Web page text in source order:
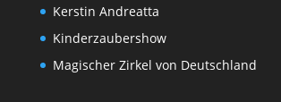
Kerstin Andreatta
Kinderzaubershow
Magischer Zirkel von Deutschland